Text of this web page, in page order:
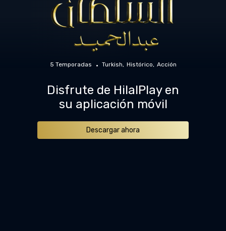
5 Temporadas Turkish Histórico Acción
Disfrute de HilalPlay en
su aplicación móvil
Descargar ahora